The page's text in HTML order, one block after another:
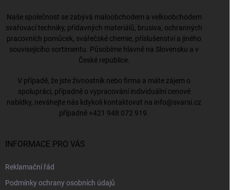
Naše společnost se zabývá maloobchodem a velkoobchodem
svařovací techniky, přídavných materiálů, brusiva, ochranných
pracovních pomůcek, svářečské chemie, příslušenství a jiného
souvisejícího sortimentu. Působíme hlavně na Slovensku a v
České republice.
V případě, že jste živnostník nebo firma a máte zájem o
spolupráci, případně o vypracování individuální cenové
nabídky, neváhejte nás kdykoli kontaktovat na info@svarsi.cz
případně +421 948 072 919
INFORMACE PRO VÁS
Reklamační řád
Podmínky ochrany osobních údajů